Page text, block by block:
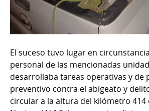
El suceso tuvo lugar en
personal de las mencionadas
desarrollaba tareas operativas y de
preventivo contra el abigeato y
circular a la altura del kilómetro 414